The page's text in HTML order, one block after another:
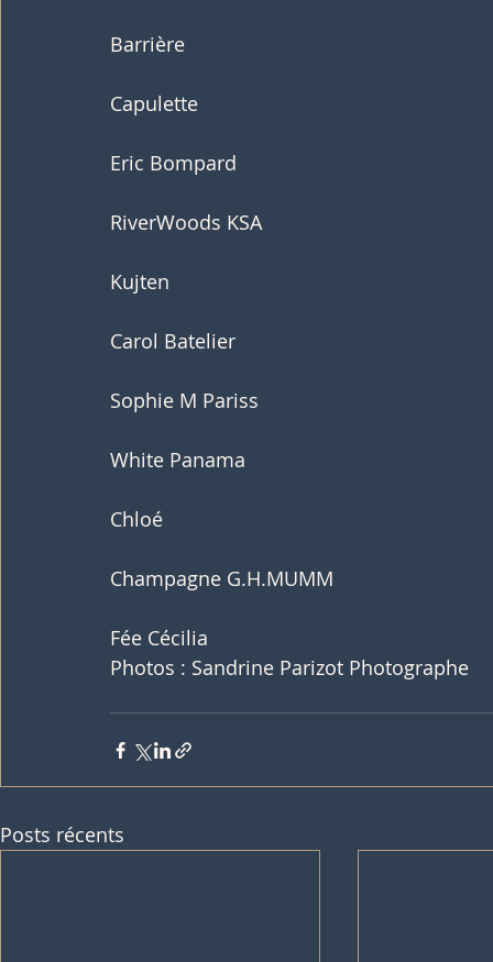
Barrière
Capulette
Eric Bompard
RiverWoods KSA
Kujten
Carol Batelier
Sophie M Pariss
White Panama
Chloé
Champagne G.H.MUMM
Fée Cécilia
Photos : Sandrine Parizot Photographe
Posts récents